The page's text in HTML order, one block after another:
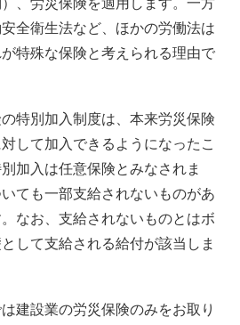
全衛生法など、ほかの労働法は
特殊な保険と考えられる理由で
特別加入制度は、本来労災保険
して加入できるようになったこ
加入は任意保険とみなされま
ても一部支給されないものがあ
なお、支給されないものとはボ
して支給される給付が該当しま
建設業の労災保険のみをお取り